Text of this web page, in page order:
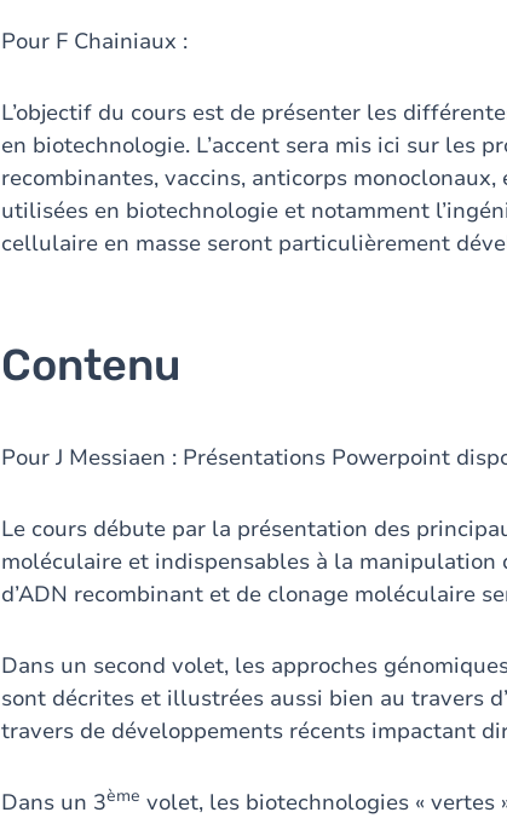
Pour F Chainiaux :
L’objectif du cours est de présenter les
en biotechnologie. L’accent sera mis ici sur les
recombinantes, vaccins, anticorps
utilisées en biotechnologie et notamment
cellulaire en masse seront particulièrement
Contenu
Pour J Messiaen : Présentations Powerpoint
Le cours débute par la présentation des
moléculaire et indispensables à la manipulation
d’ADN recombinant et de clonage moléculaire
Dans un second volet, les approches
sont décrites et illustrées aussi bien au travers
travers de développements récents impactant
Dans un 3ème volet, les biotechnologies « vertes